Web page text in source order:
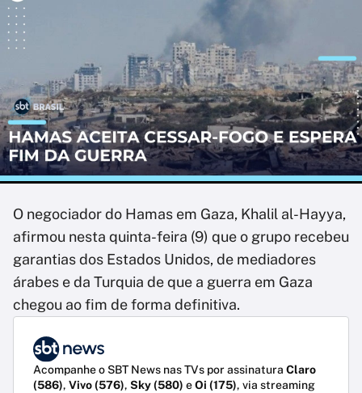
O negociador do Hamas em Gaza, Khalil al-Hayya,
afirmou nesta quinta-feira (9) que o grupo recebeu
garantias dos Estados Unidos, de mediadores
árabes e da Turquia de que a guerra em Gaza
chegou ao fim de forma definitiva.
Acompanhe o SBT News nas TVs por assinatura Claro
(586), Vivo (576), Sky (580) eOi (175), via streaming